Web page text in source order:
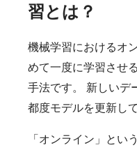
習とは？
機械学習におけるオ
めて一度に学習させ
手法です。 新しいデ
都度モデルを更新し
「オンライン」とい